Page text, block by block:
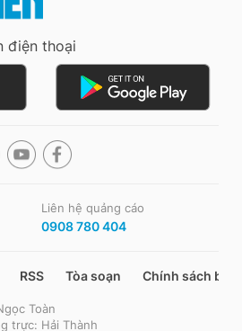
điện thoại
Liên hệ quảng cáo
0908 780 404
RSS Tòa soạn Chính sách bảo
Toàn
trực: Hải Thành